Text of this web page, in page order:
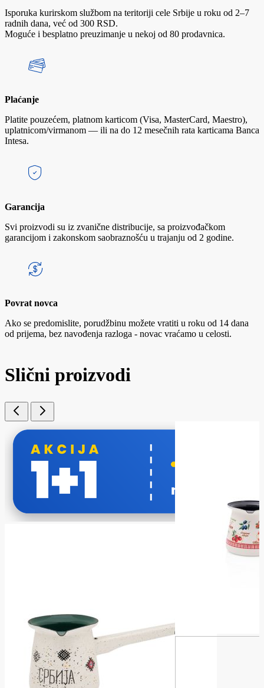
Isporuka kurirskom službom na teritoriji cele Srbije u roku od 2–7
radnih dana, već od 300 RSD.
Moguće i besplatno preuzimanje u nekoj od 80 prodavnica.
Plaćanje
Platite pouzećem, platnom karticom (Visa, MasterCard, Maestro),
uplatnicom/virmanom — ili na do 12 mesečnih rata karticama Banca
Intesa.
Garancija
Svi proizvodi su iz zvanične distribucije, sa proizvođačkom
garancijom i zakonskom saobraznošću u trajanju od 2 godine.
Povrat novca
Ako se predomislite, porudžbinu možete vratiti u roku od 14 dana
od prijema, bez navođenja razloga - novac vraćamo u celosti.
Slični proizvodi